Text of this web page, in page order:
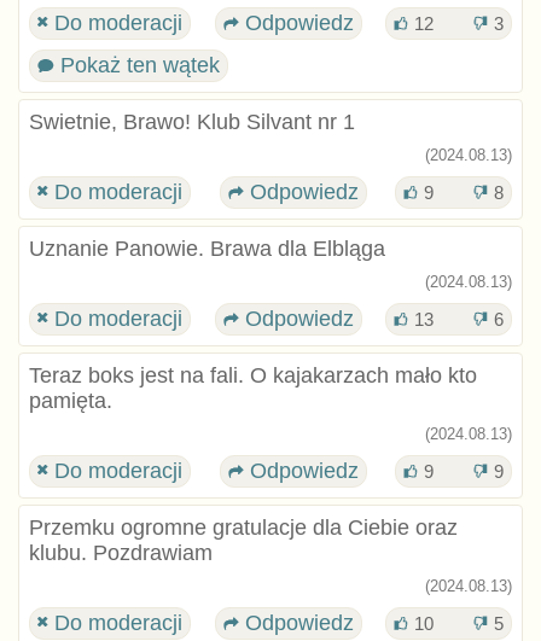
Do moderacji Odpowiedz 12 3
Pokaż ten wątek
Swietnie, Brawo! Klub Silvant nr 1
(2024.08.13)
Do moderacji Odpowiedz 9 8
Uznanie Panowie. Brawa dla Elbląga
(2024.08.13)
Do moderacji Odpowiedz 13 6
Teraz boks jest na fali. O kajakarzach mało kto
pamięta.
(2024.08.13)
Do moderacji Odpowiedz 9 9
Przemku ogromne gratulacje dla Ciebie oraz
klubu. Pozdrawiam
(2024.08.13)
Do moderacji Odpowiedz 10 5